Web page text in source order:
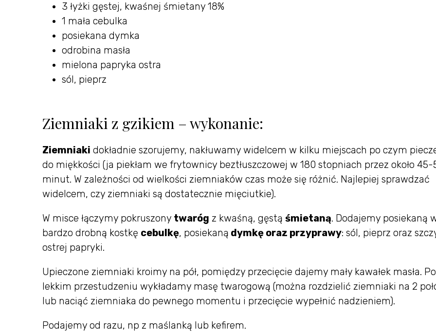
3 łyżki gęstej, kwaśnej śmietany 18%
1 mała cebulka
posiekana dymka
odrobina masła
mielona papryka ostra
sól, pieprz
Ziemniaki z gzikiem – wykonanie:
Ziemniaki dokładnie szorujemy, nakłuwamy widelcem w kilku miejscach po czym
do miękkości (ja piekłam we frytownicy beztłuszczowej w 180 stopniach przez około 45-
minut. W zależności od wielkości ziemniaków czas może się różnić. Najlepiej sprawdzać
widelcem, czy ziemniaki są dostatecznie mięciutkie).
W misce łączymy pokruszony twaróg z kwaśną, gęstą śmietaną. Dodajemy posiekaną
bardzo drobną kostkę cebulkę, posiekaną dymkę oraz przyprawy: sól, pieprz oraz
ostrej papryki.
Upieczone ziemniaki kroimy na pół, pomiędzy przecięcie dajemy mały kawałek masła. Po
lekkim przestudzeniu wykładamy masę twarogową (można rozdzielić ziemniaki na 2
lub naciąć ziemniaka do pewnego momentu i przecięcie wypełnić nadzieniem).
Podajemy od razu, np z maślanką lub kefirem.